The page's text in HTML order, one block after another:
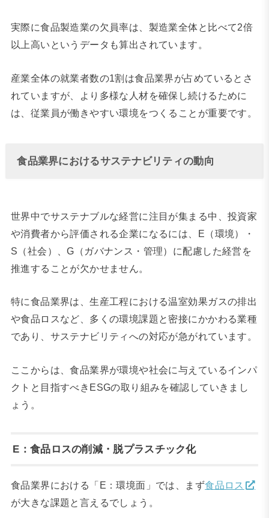
実際に食品製造業の欠員率は、製造業全体と比べて2倍
以上高いというデータも算出されています。
産業全体の就業者数の1割は食品業界が占めているとさ
れていますが、より多様な人材を確保し続けるために
は、従業員が働きやすい環境をつくることが重要です。
食品業界におけるサステナビリティの動向
世界中でサステナブルな経営に注目が集まる中、投資家
や消費者から評価される企業になるには、E（環境）・
S（社会）、G（ガバナンス・管理）に配慮した経営を
推進することが欠かせません。
特に食品業界は、生産工程における温室効果ガスの排出
や食品ロスなど、多くの環境課題と密接にかかわる業種
であり、サステナビリティへの対応が急がれています。
ここからは、食品業界が環境や社会に与えているインパ
クトと目指すべきESGの取り組みを確認していきまし
ょう。
E：食品ロスの削減・脱プラスチック化
食品業界における「E：環境面」では、まず食品ロス
が大きな課題と言えるでしょう。